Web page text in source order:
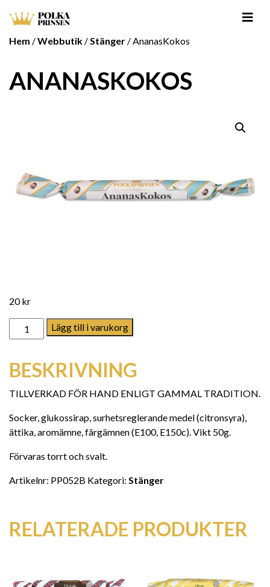
Hem /Webbutik /Stänger / AnanasKokos
ANANASKOKOS
20kr
AnanasKokos mängd
Lägg till i varukorg
BESKRIVNING
TILLVERKAD FÖR HAND ENLIGT GAMMAL TRADITION.
Socker, glukossirap, surhetsreglerande medel (citronsyra),
ättika, aromämne, färgämnen (E100, E150c). Vikt 50g.
Förvaras torrt och svalt.
Artikelnr: PP052B Kategori: Stänger
RELATERADE PRODUKTER